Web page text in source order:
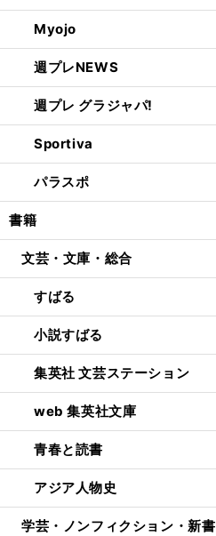
Myojo
週プレNEWS
週プレ グラジャパ!
Sportiva
パラスポ
書籍
文芸・文庫・総合
すばる
小説すばる
集英社 文芸ステーション
web 集英社文庫
青春と読書
アジア人物史
学芸・ノンフィクション・新書